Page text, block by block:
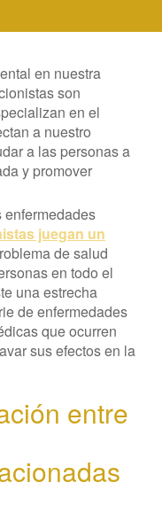
en nuestra
son
en el
a nuestro
a las personas a
y promover
juegan un
de salud
en todo el
una estrecha
de enfermedades
que ocurren
sus efectos en la
entre